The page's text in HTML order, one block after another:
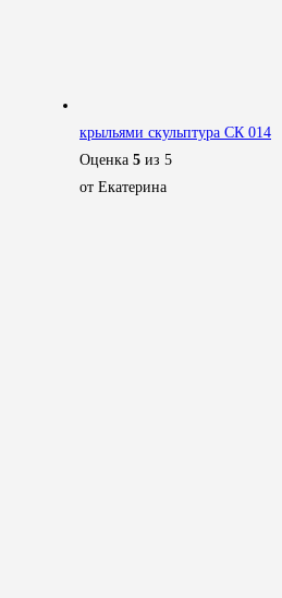
крыльями скульптура СК 014
Оценка 5 из 5
от Екатерина